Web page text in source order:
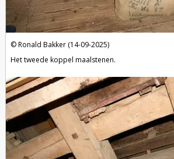
Ronald Bakker (14-09-2025)
Het tweede koppel maalstenen.